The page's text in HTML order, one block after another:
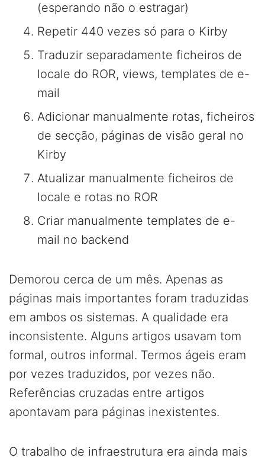
(esperando não o estragar)
Repetir 440 vezes só para o Kirby
Traduzir separadamente ficheiros de
locale do ROR, views, templates de e-
mail
Adicionar manualmente rotas, ficheiros
de secção, páginas de visão geral no
Kirby
Atualizar manualmente ficheiros de
locale e rotas no ROR
Criar manualmente templates de e-
mail no backend
Demorou cerca de um mês. Apenas as
páginas mais importantes foram traduzidas
em ambos os sistemas. A qualidade era
inconsistente. Alguns artigos usavam tom
formal, outros informal. Termos ágeis eram
por vezes traduzidos, por vezes não.
Referências cruzadas entre artigos
apontavam para páginas inexistentes.
O trabalho de infraestrutura era ainda mais